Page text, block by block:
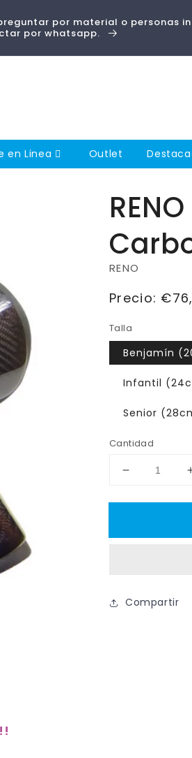
por material o personas
por whatsapp.
en Linea Outlet
RENO
Precio
Precio:
Talla
Infantil
Senior
Cantidad
Reducir
para
Espinilleras
Compartir
!